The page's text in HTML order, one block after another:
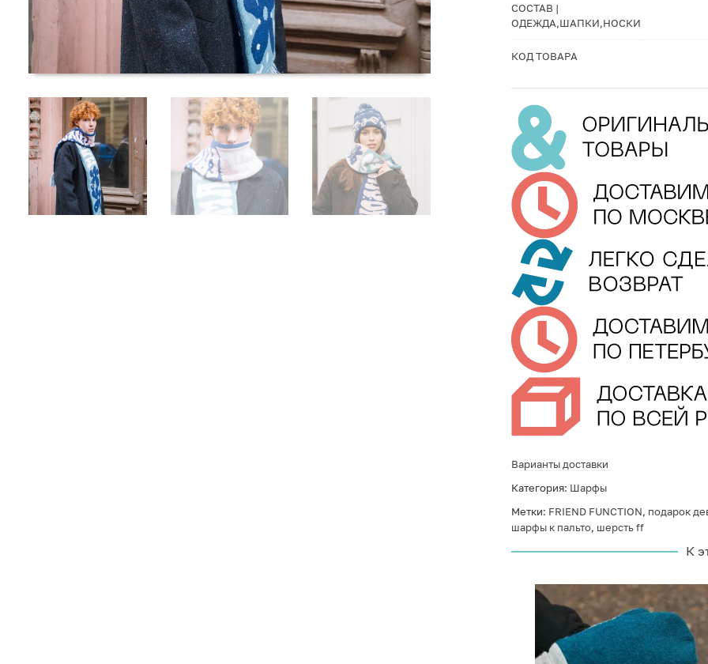
СОСТАВ |
ОДЕЖДА,ШАПКИ,НОСКИ
КОД ТОВАРА
Варианты доставки
Категория: Шарфы
Метки: FRIEND FUNCTION, подарок
шарфы к пальто, шерсть ff
К